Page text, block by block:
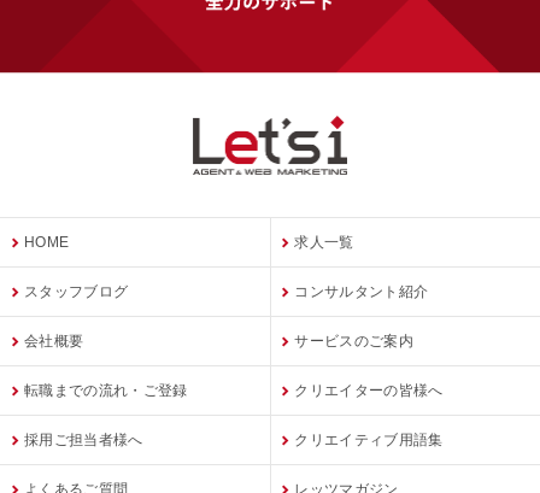
HOME 求人一覧
スタッフブログ コンサルタント紹介
会社概要 サービスのご案内
転職までの流れ・ご登録 クリエイターの皆様へ
採用ご担当者様へ クリエイティブ用語集
よくあるご質問 レッツマガジン